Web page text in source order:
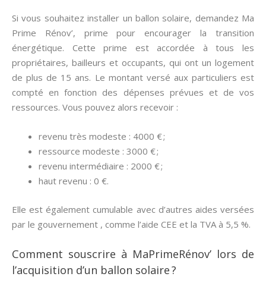
Si vous souhaitez installer un ballon solaire, demandez Ma
Prime Rénov’, prime pour encourager la transition
énergétique. Cette prime est accordée à tous les
propriétaires, bailleurs et occupants, qui ont un logement
de plus de 15 ans. Le montant versé aux particuliers est
compté en fonction des dépenses prévues et de vos
ressources. Vous pouvez alors recevoir :
revenu très modeste : 4000 € ;
ressource modeste : 3000 € ;
revenu intermédiaire : 2000 € ;
haut revenu : 0 €.
Elle est également cumulable avec d’autres aides versées
par le gouvernement , comme l’aide CEE et la TVA à 5,5 %.
Comment souscrire à MaPrimeRénov’ lors de
l’acquisition d’un ballon solaire ?